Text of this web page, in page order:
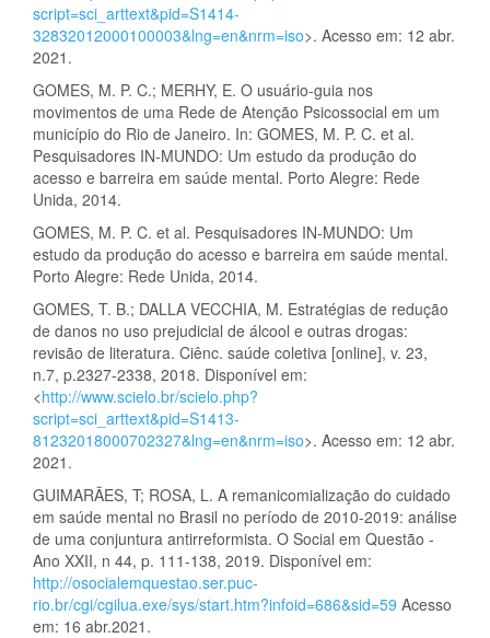
script=sci_arttext&pid=S1414-
32832012000100003&lng=en&nrm=iso>. Acesso em: 12 abr.
2021.
GOMES, M. P. C.; MERHY, E. O usuário-guia nos
movimentos de uma Rede de Atenção Psicossocial em um
município do Rio de Janeiro. In: GOMES, M. P. C. et al.
Pesquisadores IN-MUNDO: Um estudo da produção do
acesso e barreira em saúde mental. Porto Alegre: Rede
Unida, 2014.
GOMES, M. P. C. et al. Pesquisadores IN-MUNDO: Um
estudo da produção do acesso e barreira em saúde mental.
Porto Alegre: Rede Unida, 2014.
GOMES, T. B.; DALLA VECCHIA, M. Estratégias de redução
de danos no uso prejudicial de álcool e outras drogas:
revisão de literatura. Ciênc. saúde coletiva [online], v. 23,
n.7, p.2327-2338, 2018. Disponível em:
<http://www.scielo.br/scielo.php?
script=sci_arttext&pid=S1413-
81232018000702327&lng=en&nrm=iso>. Acesso em: 12 abr.
2021.
GUIMARÃES, T; ROSA, L. A remanicomialização do cuidado
em saúde mental no Brasil no período de 2010-2019: análise
de uma conjuntura antirreformista. O Social em Questão -
Ano XXII, n 44, p. 111-138, 2019. Disponível em:
http://osocialemquestao.ser.puc-
rio.br/cgi/cgilua.exe/sys/start.htm?infoid=686&sid=59 Acesso
em: 16 abr.2021.